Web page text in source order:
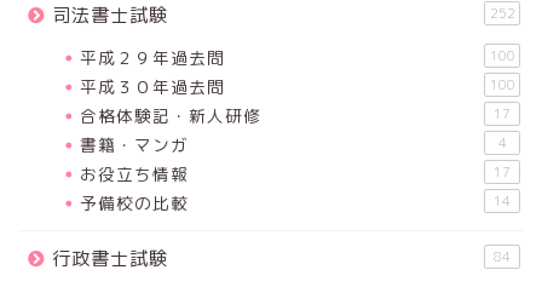
司法書士試験 252
平成２９年過去問 100
平成３０年過去問 100
合格体験記・新人研修 17
書籍・マンガ 4
お役立ち情報 17
予備校の比較 14
行政書士試験 84